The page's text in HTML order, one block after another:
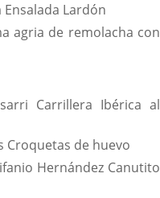
Ensalada Lardón
agria de remolacha con
Carrillera Ibérica al
Croquetas de huevo
Hernández Canutito